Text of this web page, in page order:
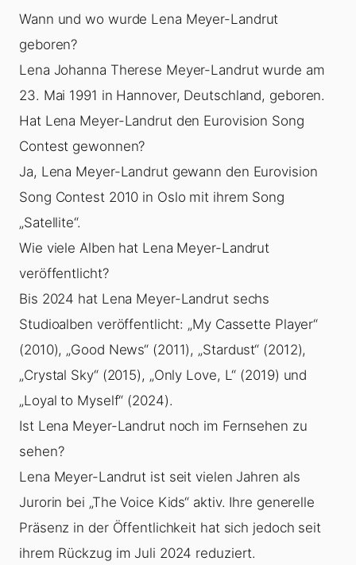
Wann und wo wurde Lena Meyer-Landrut
geboren?
Lena Johanna Therese Meyer-Landrut wurde am
23. Mai 1991 in Hannover, Deutschland, geboren.
Hat Lena Meyer-Landrut den Eurovision Song
Contest gewonnen?
Ja, Lena Meyer-Landrut gewann den Eurovision
Song Contest 2010 in Oslo mit ihrem Song
„Satellite“.
Wie viele Alben hat Lena Meyer-Landrut
veröffentlicht?
Bis 2024 hat Lena Meyer-Landrut sechs
Studioalben veröffentlicht: „My Cassette Player“
(2010), „Good News“ (2011), „Stardust“ (2012),
„Crystal Sky“ (2015), „Only Love, L“ (2019) und
„Loyal to Myself“ (2024).
Ist Lena Meyer-Landrut noch im Fernsehen zu
sehen?
Lena Meyer-Landrut ist seit vielen Jahren als
Jurorin bei „The Voice Kids“ aktiv. Ihre generelle
Präsenz in der Öffentlichkeit hat sich jedoch seit
ihrem Rückzug im Juli 2024 reduziert.